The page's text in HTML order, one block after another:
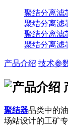
聚结分离滤
聚结分离滤
聚结分离滤
聚结分离滤
产品介绍 技术参
聚结器品类中的
场站设计的工矿